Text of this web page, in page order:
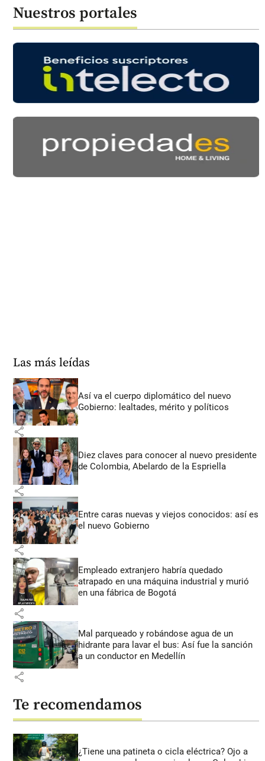
Nuestros portales
Las más leídas
Así va el cuerpo diplomático del nuevo
Gobierno: lealtades, mérito y políticos
share
Diez claves para conocer al nuevo presidente
de Colombia, Abelardo de la Espriella
share
Entre caras nuevas y viejos conocidos: así es
el nuevo Gobierno
share
Empleado extranjero habría quedado
atrapado en una máquina industrial y murió
en una fábrica de Bogotá
share
Mal parqueado y robándose agua de un
hidrante para lavar el bus: Así fue la sanción
a un conductor en Medellín
share
Te recomendamos
¿Tiene una patineta o cicla eléctrica? Ojo a